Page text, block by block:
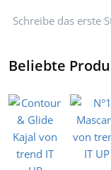
Schreibe das erste
Beliebte